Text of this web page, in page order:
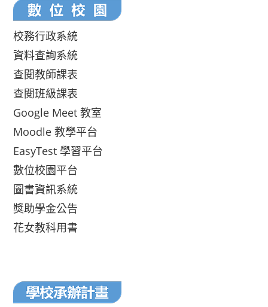
校務行政系統
資料查詢系統
查閱教師課表
查閱班級課表
Google Meet 教室
Moodle 教學平台
EasyTest 學習平台
數位校園平台
圖書資訊系統
獎助學金公告
花女教科用書